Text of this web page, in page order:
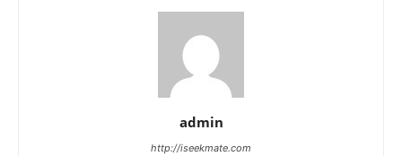
admin
http://iseekmate.com